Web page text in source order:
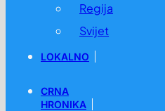
Regija
Svijet
LOKALNO
CRNA
HRONIKA